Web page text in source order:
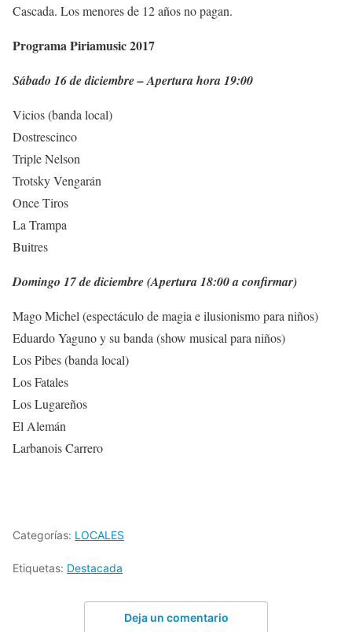
Cascada. Los menores de 12 años no pagan.
Programa Piriamusic 2017
Sábado 16 de diciembre – Apertura hora 19:00
Vicios (banda local)
Dostrescinco
Triple Nelson
Trotsky Vengarán
Once Tiros
La Trampa
Buitres
Domingo 17 de diciembre (Apertura 18:00 a confirmar)
Mago Michel (espectáculo de magia e ilusionismo para niños)
Eduardo Yaguno y su banda (show musical para niños)
Los Pibes (banda local)
Los Fatales
Los Lugareños
El Alemán
Larbanois Carrero
Categorías: LOCALES
Etiquetas: Destacada
Deja un comentario